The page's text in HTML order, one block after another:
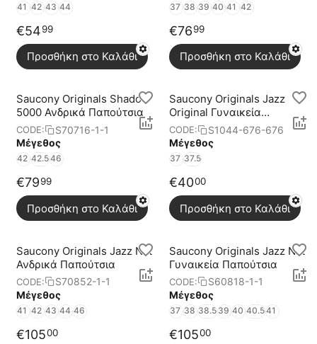
41 42 43 44
€5499
Προσθήκη στο Καλάθι
37 38 39 40 41 42
€7699
Προσθήκη στο Καλάθι
Saucony Originals Shadow
5000 Ανδρικά Παπούτσια
CODE:
S70716-1-1
Μέγεθος
42 42.546
€7999
Προσθήκη στο Καλάθι
Saucony Originals Jazz
Original Γυναικεία
Παπούτσια
CODE:
S1044-676-676
Μέγεθος
37 37.5
€4000
Προσθήκη στο Καλάθι
Saucony Originals Jazz Nxt
Ανδρικά Παπούτσια
CODE:
S70852-1-1
Μέγεθος
41 42 43 44 46
€10500
Saucony Originals Jazz Nxt
Γυναικεία Παπούτσια
CODE:
S60818-1-1
Μέγεθος
37 38 38.5 39 40 40.541
€10500